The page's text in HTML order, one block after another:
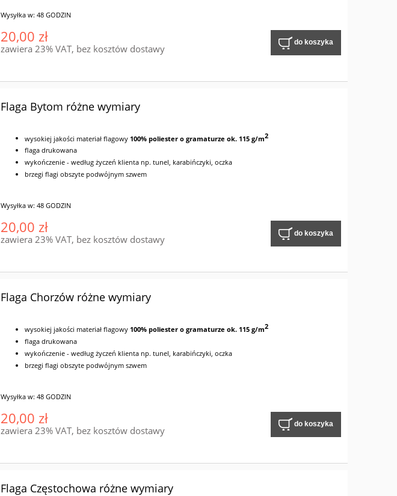
Wysyłka w: 48 GODZIN
20,00 zł
zawiera 23% VAT, bez kosztów dostawy
do koszyka
Flaga Bytom różne wymiary
wysokiej jakości materiał flagowy 100% poliester o gramaturze ok. 115 g/m2
flaga drukowana
wykończenie - według życzeń klienta np. tunel, karabińczyki, oczka
brzegi flagi obszyte podwójnym szwem
Wysyłka w: 48 GODZIN
20,00 zł
zawiera 23% VAT, bez kosztów dostawy
do koszyka
Flaga Chorzów różne wymiary
wysokiej jakości materiał flagowy 100% poliester o gramaturze ok. 115 g/m2
flaga drukowana
wykończenie - według życzeń klienta np. tunel, karabińczyki, oczka
brzegi flagi obszyte podwójnym szwem
Wysyłka w: 48 GODZIN
20,00 zł
zawiera 23% VAT, bez kosztów dostawy
do koszyka
Flaga Częstochowa różne wymiary